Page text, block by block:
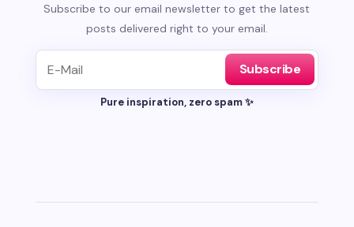
Subscribe to our email newsletter to get the latest
posts delivered right to your email.
Subscribe
Pure inspiration, zero spam ✨